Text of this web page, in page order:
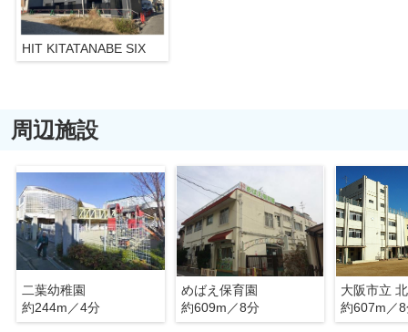
HIT KITATANABE SIX
周辺施設
二葉幼稚園
約244m／4分
めばえ保育園
約609m／8分
大阪市立
約607m／